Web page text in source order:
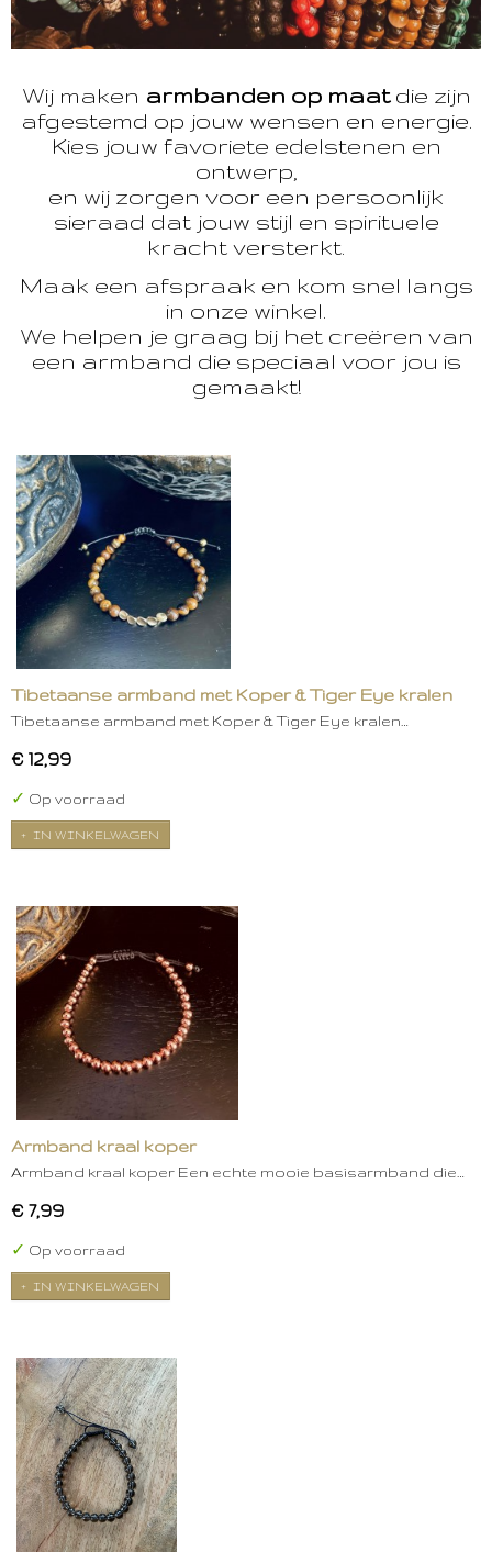
Wij maken armbanden op maatdie zijn
afgestemd op jouw wensen en energie.
Kies jouw favoriete edelstenen en
ontwerp,
en wij zorgen voor een persoonlijk
sieraad dat jouw stijl en spirituele
kracht versterkt.
Maak een afspraak en kom snel langs
in onze winkel.
We helpen je graag bij het creëren van
een armband die speciaal voor jou is
gemaakt!
Tibetaanse armband met Koper & Tiger Eye kralen
Tibetaanse armband met Koper & Tiger Eye kralen…
€ 12,99
✓ Op voorraad
IN WINKELWAGEN
Armband kraal koper
Armband kraal koper Een echte mooie basisarmband die…
€ 7,99
✓ Op voorraad
IN WINKELWAGEN